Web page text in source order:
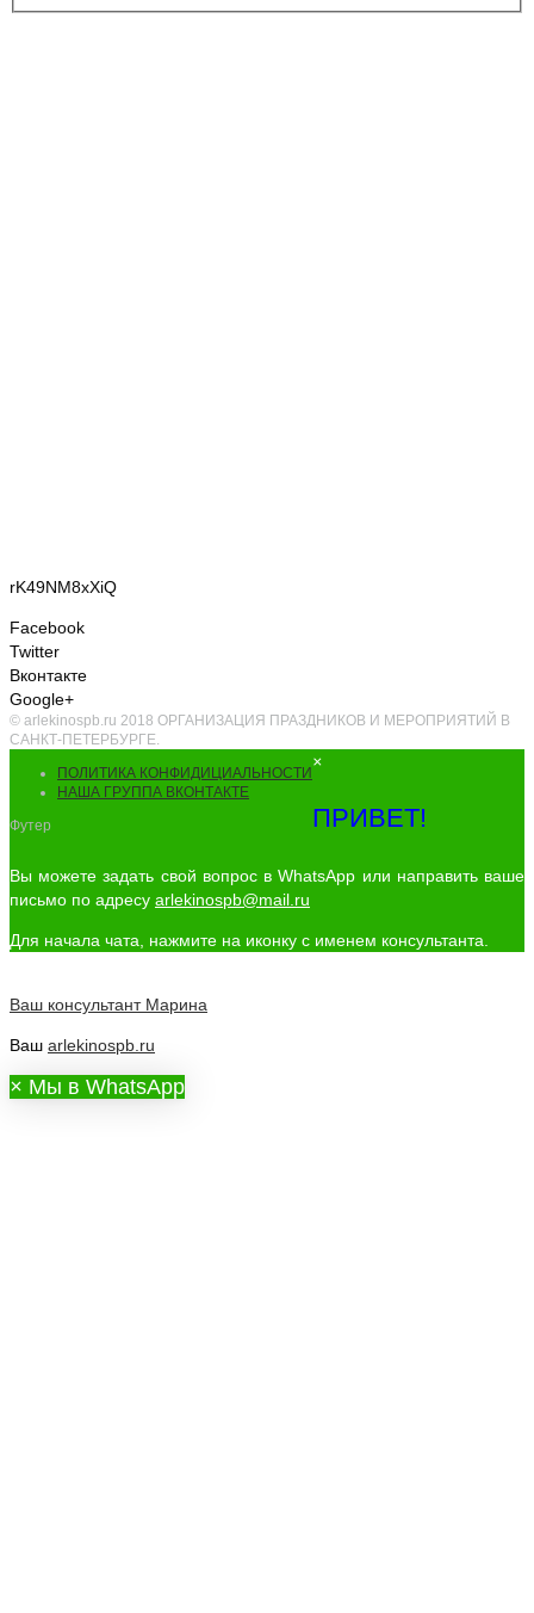
rK49NM8xXiQ
Facebook
Twitter
Вконтакте
Google+
© arlekinospb.ru 2018 ОРГАНИЗАЦИЯ ПРАЗДНИКОВ И МЕРОПРИЯТИЙ В
САНКТ-ПЕТЕРБУРГЕ.
ПОЛИТИКА КОНФИДИЦИАЛЬНОСТИ
НАША ГРУППА ВКОНТАКТЕ
Футер
×
ПРИВЕТ!
Вы можете задать свой вопрос в WhatsApp или направить ваше
письмо по адресу arlekinospb@mail.ru
Для начала чата, нажмите на иконку с именем консультанта.
Ваш консультант Марина
Ваш arlekinospb.ru
× Мы в WhatsApp